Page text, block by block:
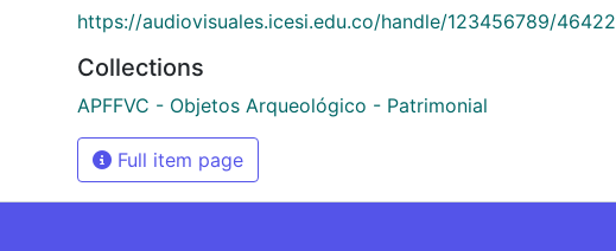
https://audiovisuales.icesi.edu.co/handle/123456789/46422
Collections
APFFVC - Objetos Arqueológico - Patrimonial
Full item page